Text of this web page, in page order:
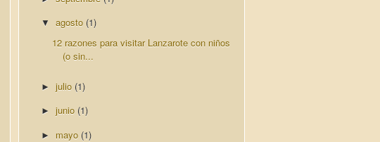
▼ agosto (1)
12 razones para visitar Lanzarote con niños
(o sin...
► julio (1)
► junio (1)
► mayo (1)